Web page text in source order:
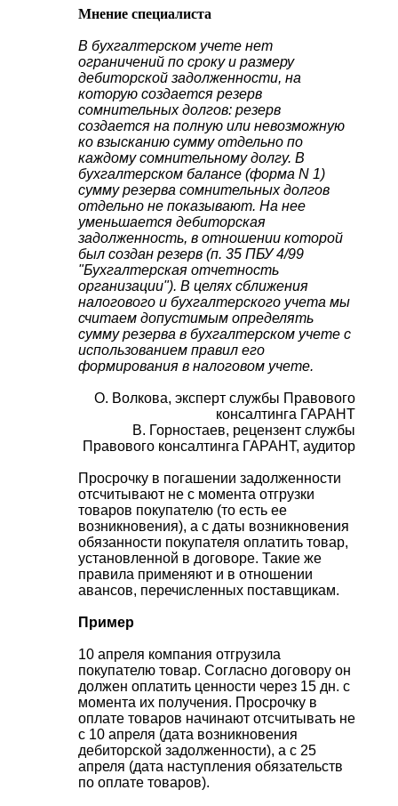
Мнение специалиста
В бухгалтерском учете нет
ограничений по сроку и размеру
дебиторской задолженности, на
которую создается резерв
сомнительных долгов: резерв
создается на полную или невозможную
ко взысканию сумму отдельно по
каждому сомнительному долгу. В
бухгалтерском балансе (форма N 1)
сумму резерва сомнительных долгов
отдельно не показывают. На нее
уменьшается дебиторская
задолженность, в отношении которой
был создан резерв (п. 35 ПБУ 4/99
"Бухгалтерская отчетность
организации"). В целях сближения
налогового и бухгалтерского учета мы
считаем допустимым определять
сумму резерва в бухгалтерском учете с
использованием правил его
формирования в налоговом учете.
О. Волкова, эксперт службы Правового
консалтинга ГАРАНТ
В. Горностаев, рецензент службы
Правового консалтинга ГАРАНТ, аудитор
Просрочку в погашении задолженности
отсчитывают не с момента отгрузки
товаров покупателю (то есть ее
возникновения), а с даты возникновения
обязанности покупателя оплатить товар,
установленной в договоре. Такие же
правила применяют и в отношении
авансов, перечисленных поставщикам.
Пример
10 апреля компания отгрузила
покупателю товар. Согласно договору он
должен оплатить ценности через 15 дн. с
момента их получения. Просрочку в
оплате товаров начинают отсчитывать не
с 10 апреля (дата возникновения
дебиторской задолженности), а с 25
апреля (дата наступления обязательств
по оплате товаров).